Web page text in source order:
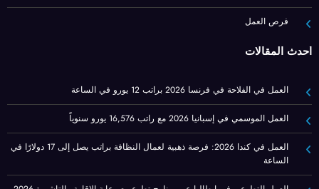
فرص العمل
أحدث المقالات
العمل في الفلاحة في فرنسا 2026 براتب 12 يورو في الساعة
العمل الموسمي في إسبانيا 2026 مع راتب 16,576 يورو سنوياً
العمل في كندا 2026: فرصة ذهبية لعمال النظافة براتب يصل إلى 17 دولارًا في
الساعة